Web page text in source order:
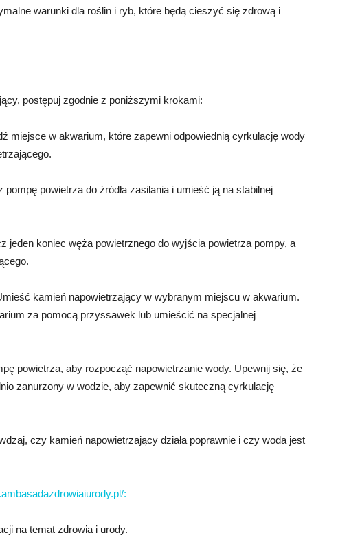
warunki dla roślin i ryb, które będą cieszyć się zdrową i
postępuj zgodnie z poniższymi krokami:
miejsce w akwarium, które zapewni odpowiednią cyrkulację wody
pompę powietrza do źródła zasilania i umieść ją na stabilnej
jeden koniec węża powietrznego do wyjścia powietrza pompy, a
kamień napowietrzający w wybranym miejscu w akwarium.
za pomocą przyssawek lub umieścić na specjalnej
powietrza, aby rozpocząć napowietrzanie wody. Upewnij się, że
zanurzony w wodzie, aby zapewnić skuteczną cyrkulację
czy kamień napowietrzający działa poprawnie i czy woda jest
:
na temat zdrowia i urody.